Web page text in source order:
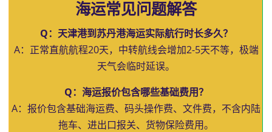
海运常见问题解答
Q：天津港到苏丹港海运实际航行时长多久？
A：正常直航航程20天，中转航线会增加2-5天不等，极端
天气会临时延误。
Q：海运报价包含哪些基础费用？
A：报价包含基础海运费、码头操作费、文件费，不含内陆
拖车、进出口报关、货物保险费用。